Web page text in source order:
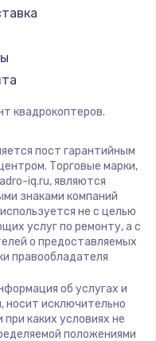
квадрокоптеров.
пост гарантийным
Торговые марки,
iq.ru, являются
знаками компаний
не с целью
услуг по ремонту, а с
о предоставляемых
правообладателя
об услугах и
носит исключительно
каких условиях не
положениями